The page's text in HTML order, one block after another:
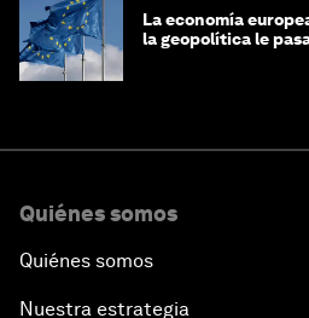
La economía
la geopolítica le
Quiénes somos
Quiénes somos
Nuestra estrategia